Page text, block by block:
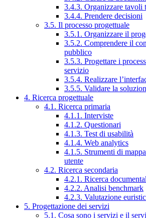
3.4.3. Organizzare tavoli
3.4.4. Prendere decisioni
3.5. Il processo progettuale
3.5.1. Organizzare il
3.5.2. Comprendere il
pubblico
3.5.3. Progettare i
servizio
3.5.4. Realizzare
3.5.5. Validare la
4. Ricerca progettuale
4.1. Ricerca primaria
4.1.1. Interviste
4.1.2. Questionari
4.1.3. Test di usabilità
4.1.4. Web analytics
4.1.5. Strumenti di
utente
4.2. Ricerca secondaria
4.2.1. Ricerca
4.2.2. Analisi benchmark
4.2.3. Valutazione
5. Progettazione dei servizi
5.1. Cosa sono i servizi e il